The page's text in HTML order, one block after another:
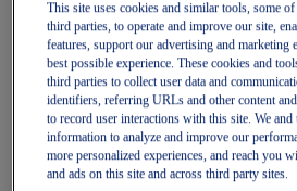
Zapatillas
Textil
Colección
Correr más lejos - Neutras
GEL-NIMBUS
GEL-CUMULUS
GEL-PULSE
Correr más lejos - Pronador
GEL-KAYANO
This site uses cookies and similar tools, some
third parties, to operate and improve our site,
features, support our advertising and marketing
best possible experience. These cookies and
third parties to collect user data and
identifiers, referring URLs and other content
to record user interactions with this site. We and
information to analyze and improve our
more personalized experiences, and reach you
and ads on this site and across third party sites.